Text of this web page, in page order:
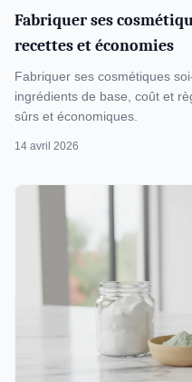
Fabriquer ses
recettes et économies
Fabriquer ses cosmétiques
ingrédients de base, coût et
sûrs et économiques.
14 avril 2026